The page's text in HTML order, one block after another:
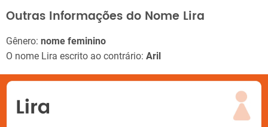
Outras Informações do Nome Lira
Gênero: nome feminino
O nome Lira escrito ao contrário: Aril